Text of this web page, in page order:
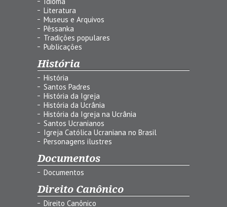
Literatura
Museus e Arquivos
Pêssanka
Tradições populares
Publicações
História
História
Santos Padres
História da Igreja
História da Ucrânia
História da Igreja na Ucrânia
Santos Ucranianos
Igreja Católica Ucraniana no Brasil
Personagens ilustres
Documentos
Documentos
Direito Canônico
Direito Canônico